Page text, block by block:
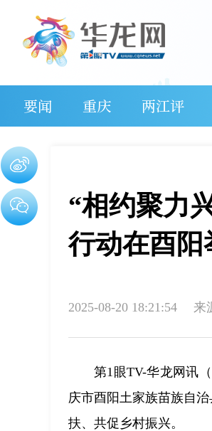
要闻 重庆 两江评
“相约聚力
行动在酉阳
2025-08-20 18:21:54 来
第1眼TV-华龙网讯
庆市酉阳土家族苗族自
扶、共促乡村振兴。